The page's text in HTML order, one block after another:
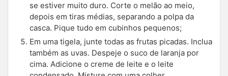
se estiver muito duro. Corte o melão ao meio,
depois em tiras médias, separando a polpa da
casca. Pique tudo em cubinhos pequenos;
Em uma tigela, junte todas as frutas picadas. Inclua
também as uvas. Despeje o suco de laranja por
cima. Adicione o creme de leite e o leite